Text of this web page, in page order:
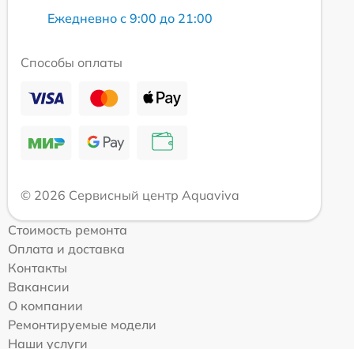
Ежедневно с 9:00 до 21:00
Способы оплаты
© 2026 Сервисный центр Aquaviva
Стоимость ремонта
Оплата и доставка
Контакты
Вакансии
О компании
Ремонтируемые модели
Наши услуги